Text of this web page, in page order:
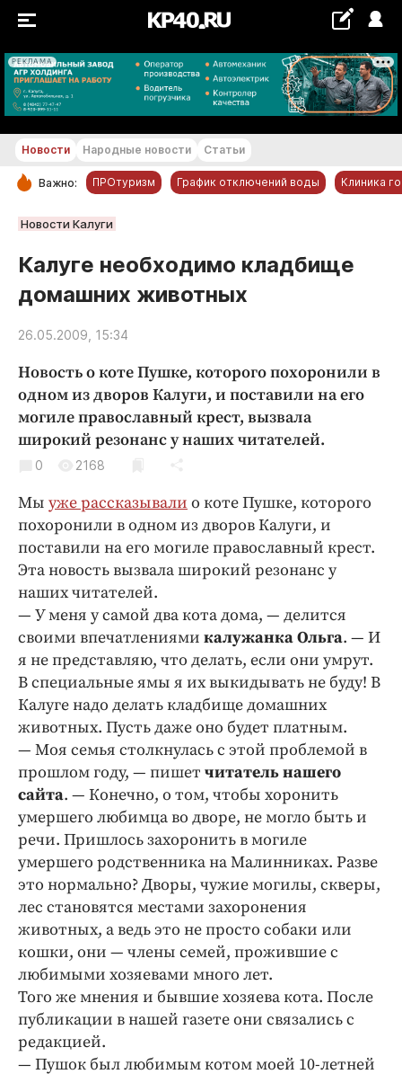
РЕКЛАМА
+22...+23 °С
РУБРИКИ
Новости компаний
Статьи
Народные новости
Благоустройство
Криминал
Культура
Недвижимость и ЖКХ
Образование
Общество
Погода
Праздники
Происшествия
Спорт
Экономика и бизнес
ПРОЕКТЫ
Блоги
Издания
Медиаперсона
Интересное чтиво
Клиника года
Бренд года
Работодатель года
Новости Народные новости Статьи
Важно: ПРОтуризм График отключений воды Клиника
Новости Калуги
Калуге необходимо кладбище
домашних животных
26.05.2009, 15:34
Новость о коте Пушке, которого похоронили в
одном из дворов Калуги, и поставили на его
могиле православный крест, вызвала
широкий резонанс у наших читателей.
0 2168
Мы уже рассказывали о коте Пушке, которого
похоронили в одном из дворов Калуги, и
поставили на его могиле православный крест.
Эта новость вызвала широкий резонанс у
наших читателей.
— У меня у самой два кота дома, — делится
своими впечатлениями калужанка Ольга. — И
я не представляю, что делать, если они умрут.
В специальные ямы я их выкидывать не буду! В
Калуге надо делать кладбище домашних
животных. Пусть даже оно будет платным.
— Моя семья столкнулась с этой проблемой в
прошлом году, — пишет читатель нашего
сайта. — Конечно, о том, чтобы хоронить
умершего любимца во дворе, не могло быть и
речи. Пришлось захоронить в могиле
умершего родственника на Малинниках. Разве
это нормально? Дворы, чужие могилы, скверы,
лес становятся местами захоронения
животных, а ведь это не просто собаки или
кошки, они — члены семей, прожившие с
любимыми хозяевами много лет.
Того же мнения и бывшие хозяева кота. После
публикации в нашей газете они связались с
редакцией.
— Пушок был любимым котом моей 10-летней